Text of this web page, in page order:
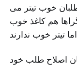
خوب تیتر می
هم کاغذ خوب
اصلاح طلب خود